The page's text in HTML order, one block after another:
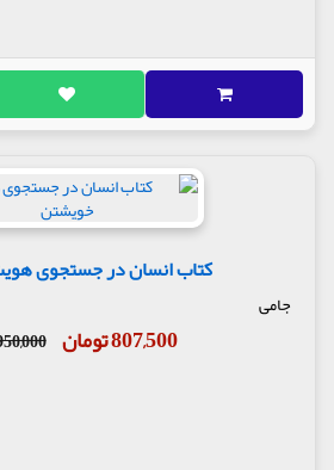
کتاب انسان در جستجوی
جامی
807,500 تومان 950,000